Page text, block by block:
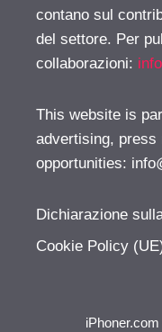
contano sul
del settore. Per
collaborazioni:
This website is
advertising, press
opportunities:
Dichiarazione
Cookie Policy